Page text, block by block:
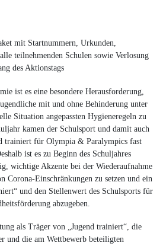
mit Startnummern, Urkunden,
teilnehmenden Schulen sowie Verlosung
des Aktionstags
ist es eine besondere Herausforderung,
mit und ohne Behinderung unter
Situation angepassten Hygieneregeln zu
kamen der Schulsport und damit auch
trainiert für Olympia & Paralympics fast
ist es zu Beginn des Schuljahres
wichtige Akzente bei der Wiederaufnahme
Corona-Einschränkungen zu setzen und ein
und den Stellenwert des Schulsports für
abzugeben.
als Träger von „Jugend trainiert“, die
und die am Wettbewerb beteiligten